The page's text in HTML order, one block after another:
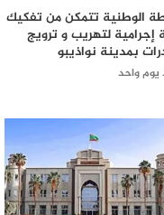
الوطنية تتمكن من تفكيك
لتهريب و ترويج
بمدينة نواذيبو
يوم واحد